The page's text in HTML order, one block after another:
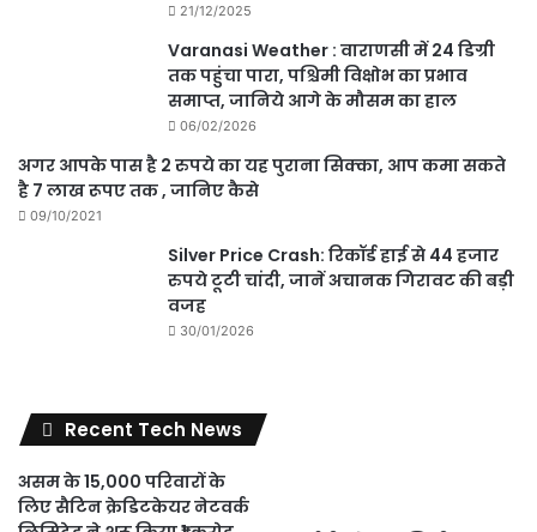
21/12/2025
Varanasi Weather : वाराणसी में 24 डिग्री
तक पहुंचा पारा, पश्चिमी विक्षोभ का प्रभाव
समाप्त, जानिये आगे के मौसम का हाल
06/02/2026
अगर आपके पास है 2 रुपये का यह पुराना सिक्का, आप कमा सकते
है 7 लाख रूपए तक , जानिए कैसे
09/10/2021
Silver Price Crash: रिकॉर्ड हाई से 44 हजार
रुपये टूटी चांदी, जानें अचानक गिरावट की बड़ी
वजह
30/01/2026
Recent Tech News
असम के 15,000 परिवारों के
लिए सैटिन क्रेडिटकेयर नेटवर्क